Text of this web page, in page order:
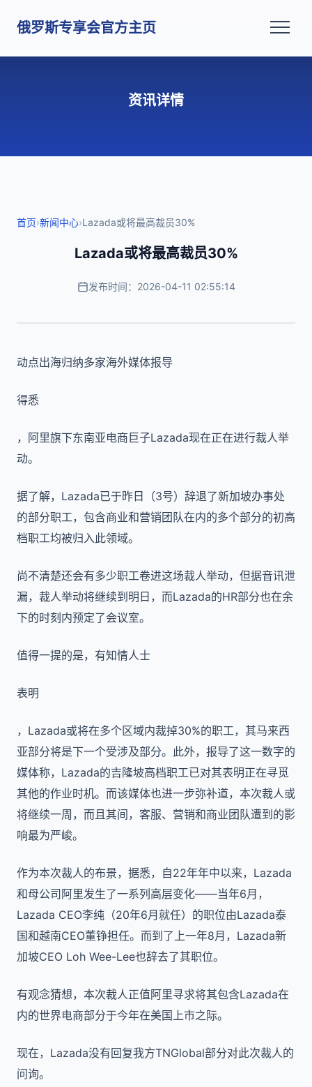
俄罗斯专享会官方主页
资讯详情
首页›新闻中心›Lazada或将最高裁员30%
Lazada或将最高裁员30%
发布时间：2026-04-11 02:55:14
动点出海归纳多家海外媒体报导
得悉
，阿里旗下东南亚电商巨子Lazada现在正在进行裁人举
动。
据了解，Lazada已于昨日（3号）辞退了新加坡办事处
的部分职工，包含商业和营销团队在内的多个部分的初高
档职工均被归入此领域。
尚不清楚还会有多少职工卷进这场裁人举动，但据音讯泄
漏，裁人举动将继续到明日，而Lazada的HR部分也在余
下的时刻内预定了会议室。
值得一提的是，有知情人士
表明
，Lazada或将在多个区域内裁掉30%的职工，其马来西
亚部分将是下一个受涉及部分。此外，报导了这一数字的
媒体称，Lazada的吉隆坡高档职工已对其表明正在寻觅
其他的作业时机。而该媒体也进一步弥补道，本次裁人或
将继续一周，而且其间，客服、营销和商业团队遭到的影
响最为严峻。
作为本次裁人的布景，据悉，自22年年中以来，Lazada
和母公司阿里发生了一系列高层变化——当年6月，
Lazada CEO李纯（20年6月就任）的职位由Lazada泰
国和越南CEO董铮担任。而到了上一年8月，Lazada新
加坡CEO Loh Wee-Lee也辞去了其职位。
有观念猜想，本次裁人正值阿里寻求将其包含Lazada在
内的世界电商部分于今年在美国上市之际。
现在，Lazada没有回复我方TNGlobal部分对此次裁人的
问询。